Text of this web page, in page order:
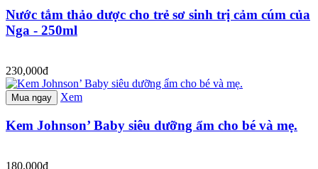
Nước tắm thảo dược cho trẻ sơ sinh trị cảm cúm của
Nga - 250ml
230,000đ
Mua ngay Xem
Kem Johnson’ Baby siêu dưỡng ẩm cho bé và mẹ.
180,000đ